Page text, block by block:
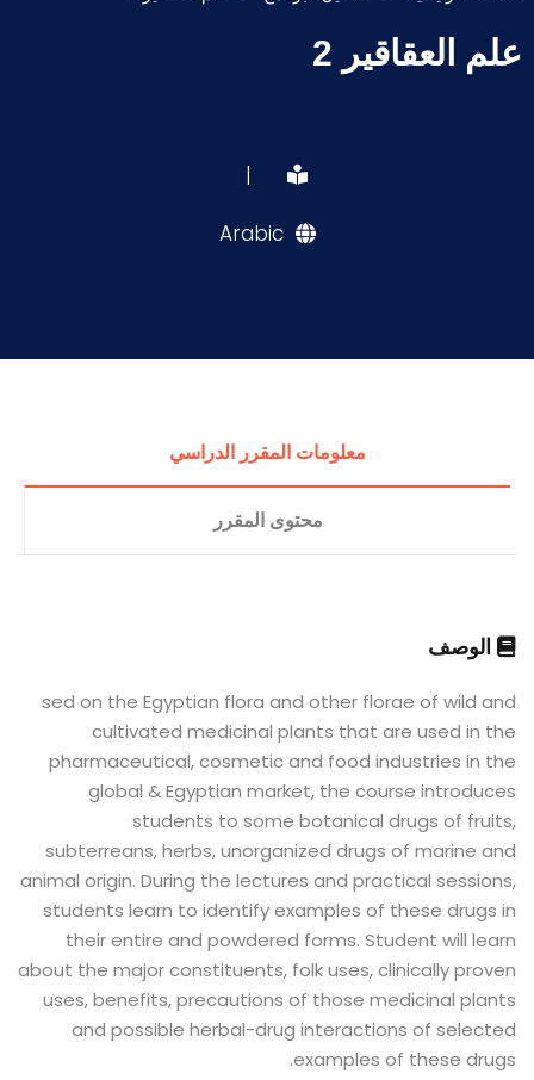
علم العقاقير 2
|
Arabic
معلومات المقرر الدراسي
محتوى المقرر
الوصف
sed on the Egyptian flora and other florae of wild and
cultivated medicinal plants that are used in the
pharmaceutical, cosmetic and food industries in the
global & Egyptian market, the course introduces
students to some botanical drugs of fruits,
subterreans, herbs, unorganized drugs of marine and
animal origin. During the lectures and practical sessions,
students learn to identify examples of these drugs in
their entire and powdered forms. Student will learn
about the major constituents, folk uses, clinically proven
uses, benefits, precautions of those medicinal plants
and possible herbal-drug interactions of selected
examples of these drugs.